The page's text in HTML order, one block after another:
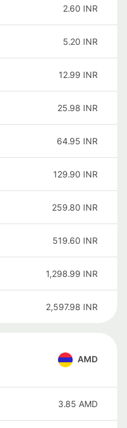
2.60 INR
5.20 INR
12.99 INR
25.98 INR
64.95 INR
129.90 INR
259.80 INR
519.60 INR
1,298.99 INR
2,597.98 INR
AMD
3.85 AMD